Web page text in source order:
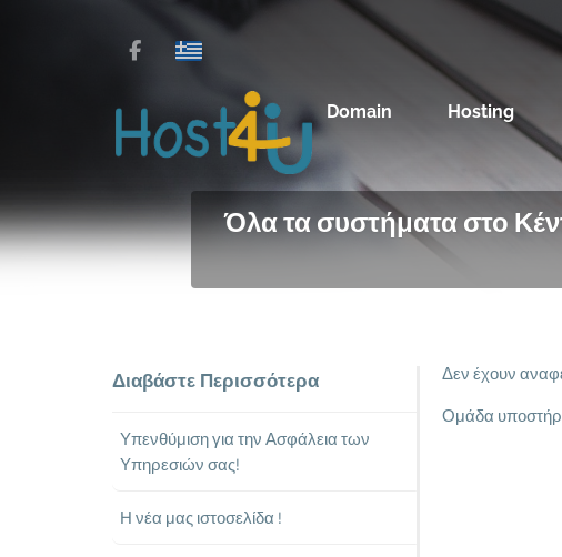
Domain Hosting
Όλα τα συστήματα στο
Δεν έχουν
Ομάδα
Διαβάστε Περισσότερα
Υπενθύμιση για την Ασφάλεια των
Υπηρεσιών σας!
Η νέα μας ιστοσελίδα !